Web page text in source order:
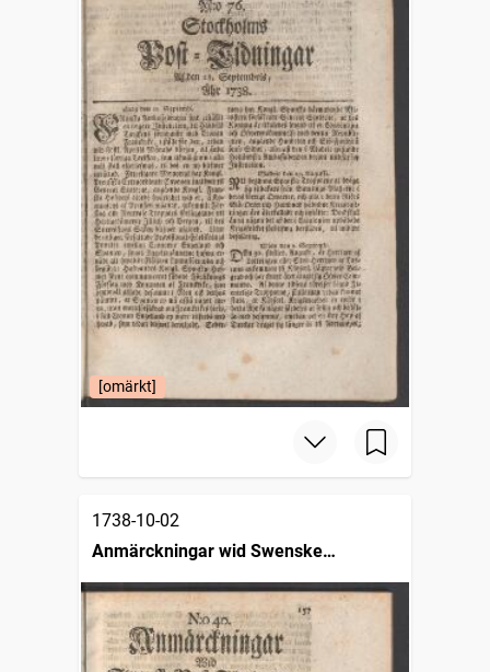
[omärkt]
1738-10-02
Anmärckningar wid Swenske